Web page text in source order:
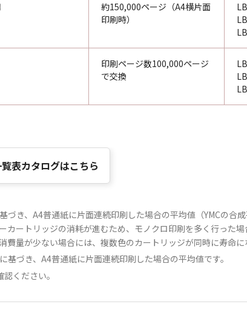
約150,000ページ（A4横片面
印刷時）
印刷ページ数100,000ページ
で交換
表カタログはこちら
き、A4普通紙に片面連続印刷した場合の平均値（YMCの合
ートリッジの消耗が進むため、モノクロ印刷を多く行った
量が少ない場合には、複数色のカートリッジが同時に寿命に
づき、A4普通紙に片面連続印刷した場合の平均値です。
認ください。